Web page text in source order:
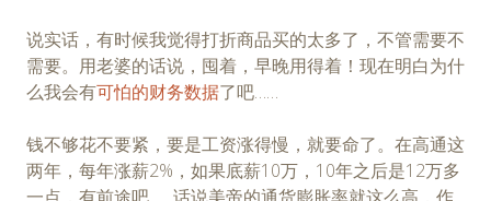
说实话，有时候我觉得打折商品买的太多了，不管需要不
需要。用老婆的话说，囤着，早晚用得着！现在明白为什
么我会有可怕的财务数据了吧……
钱不够花不要紧，要是工资涨得慢，就要命了。在高通这
两年，每年涨薪2%，如果底薪10万，10年之后是12万多